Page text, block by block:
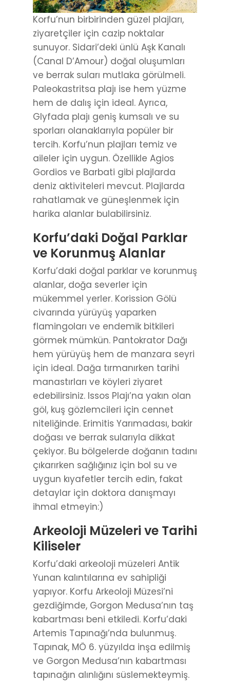
Korfu’nun birbirinden güzel plajları,
ziyaretçiler için cazip noktalar
sunuyor. Sidari’deki ünlü Aşk Kanalı
(Canal D’Amour) doğal oluşumları
ve berrak suları mutlaka görülmeli.
Paleokastritsa plajı ise hem yüzme
hem de dalış için ideal. Ayrıca,
Glyfada plajı geniş kumsalı ve su
sporları olanaklarıyla popüler bir
tercih. Korfu’nun plajları temiz ve
aileler için uygun. Özellikle Agios
Gordios ve Barbati gibi plajlarda
deniz aktiviteleri mevcut. Plajlarda
rahatlamak ve güneşlenmek için
harika alanlar bulabilirsiniz.
Korfu’daki Doğal Parklar
ve Korunmuş Alanlar
Korfu’daki doğal parklar ve korunmuş
alanlar, doğa severler için
mükemmel yerler. Korission Gölü
civarında yürüyüş yaparken
flamingoları ve endemik bitkileri
görmek mümkün. Pantokrator Dağı
hem yürüyüş hem de manzara seyri
için ideal. Dağa tırmanırken tarihi
manastırları ve köyleri ziyaret
edebilirsiniz. Issos Plajı’na yakın olan
göl, kuş gözlemcileri için cennet
niteliğinde. Erimitis Yarımadası, bakir
doğası ve berrak sularıyla dikkat
çekiyor. Bu bölgelerde doğanın tadını
çıkarırken sağlığınız için bol su ve
uygun kıyafetler tercih edin, fakat
detaylar için doktora danışmayı
ihmal etmeyin:)
Arkeoloji Müzeleri ve Tarihi
Kiliseler
Korfu’daki arkeoloji müzeleri Antik
Yunan kalıntılarına ev sahipliği
yapıyor. Korfu Arkeoloji Müzesi’ni
gezdiğimde, Gorgon Medusa’nın taş
kabartması beni etkiledi. Korfu’daki
Artemis Tapınağı’nda bulunmuş.
Tapınak, MÖ 6. yüzyılda inşa edilmiş
ve Gorgon Medusa’nın kabartması
tapınağın alınlığını süslemekteymiş.